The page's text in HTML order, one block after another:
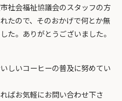
社会福祉協議会のスタッフの方
たので、そのおかげで何とか無
た。ありがとうございました。
しいコーヒーの普及に努めてい
ばお気軽にお問い合わせ下さ